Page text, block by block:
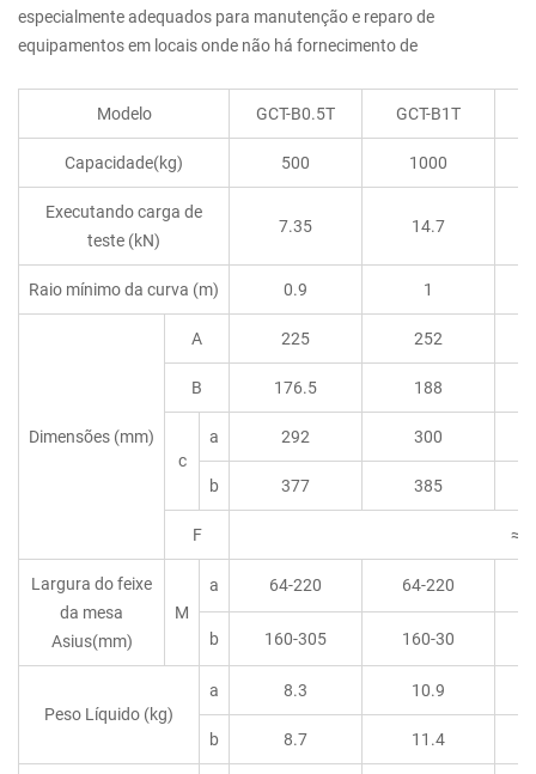
especialmente adequados para manutenção e reparo de
equipamentos em locais onde não há fornecimento de
Modelo GCT-B0.5T GCT-B1T
Capacidade(kg) 500 1000
Executando carga de
teste (kN)
7.35 14.7
Raio mínimo da curva (m) 0.9 1
Dimensões (mm)
A 225 252
B 176.5 188
c
a 292 300
b 377 385
F ≈3
Largura do feixe
da mesa
Asius(mm)
M
a 64-220 64-220
b 160-305 160-30
Peso Líquido (kg)
a 8.3 10.9
b 8.7 11.4